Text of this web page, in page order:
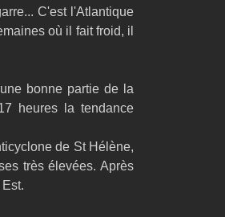
C'est l'Atlantique
où il fait froid, il
bonne partie de la
heures la tendance
de St Hélène,
très élevées. Après